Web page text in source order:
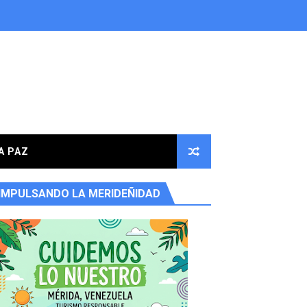
en la parroquia Osuna Rodríguez
PAZ
IMPULSANDO LA MERIDEÑIDAD